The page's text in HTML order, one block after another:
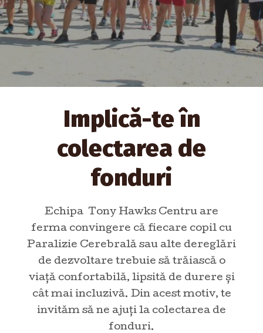
Implică-te în
colectarea de
fonduri
Echipa Tony Hawks Centru are
ferma convingere că fiecare copil cu
Paralizie Cerebrală sau alte dereglări
de dezvoltare trebuie să trăiască o
viață confortabilă, lipsită de durere și
cât mai incluzivă. Din acest motiv, te
invităm să ne ajuți la colectarea de
fonduri.